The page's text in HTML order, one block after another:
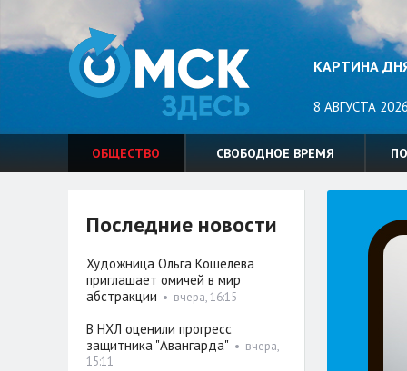
КАРТИНА
8 АВГУСТА
ОБЩЕСТВО СВОБОДНОЕ ВРЕМЯ
Последние новости
Художница Ольга Кошелева
приглашает омичей в мир
абстракции • вчера, 16:15
В НХЛ оценили прогресс
защитника "Авангарда" • вчера,
15:11